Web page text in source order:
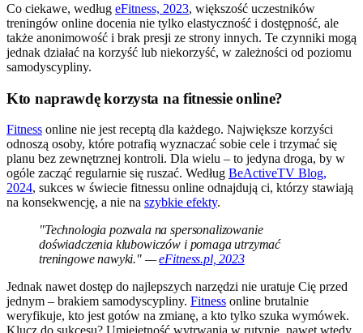
Co ciekawe, według eFitness, 2023, większość uczestników
treningów online docenia nie tylko elastyczność i dostępność, ale
także anonimowość i brak presji ze strony innych. Te czynniki mogą
jednak działać na korzyść lub niekorzyść, w zależności od poziomu
samodyscypliny.
Kto naprawdę korzysta na fitnessie online?
Fitness online nie jest receptą dla każdego. Największe korzyści
odnoszą osoby, które potrafią wyznaczać sobie cele i trzymać się
planu bez zewnętrznej kontroli. Dla wielu – to jedyna droga, by w
ogóle zacząć regularnie się ruszać. Według BeActiveTV Blog,
2024, sukces w świecie fitnessu online odnajdują ci, którzy stawiają
na konsekwencję, a nie na szybkie efekty.
"Technologia pozwala na spersonalizowanie
doświadczenia klubowiczów i pomaga utrzymać
treningowe nawyki." —eFitness.pl, 2023
Jednak nawet dostęp do najlepszych narzędzi nie uratuje Cię przed
jednym – brakiem samodyscypliny. Fitness online brutalnie
weryfikuje, kto jest gotów na zmianę, a kto tylko szuka wymówek.